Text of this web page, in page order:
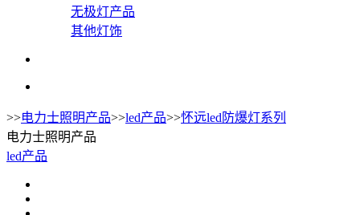
无极灯产品
其他灯饰
>>电力士照明产品>>led产品>>怀远led防爆灯系列
电力士照明产品
led产品